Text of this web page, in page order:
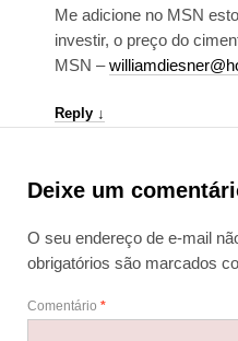
Me adicione no MSN
investir, o preço do
MSN –
Reply ↓
Deixe um
O seu endereço de e-mail
obrigatórios são marcados
Comentário *